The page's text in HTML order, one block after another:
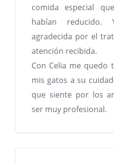
comida especial
habían
agradecida por el
atención recibida.
Con Celia me quedo
mis gatos a su
que siente por los
ser muy profesional.